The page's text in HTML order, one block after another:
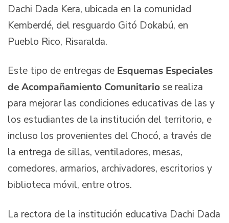
Dachi Dada Kera, ubicada en la comunidad
Kemberdé, del resguardo Gitó Dokabú, en
Pueblo Rico, Risaralda.
Este tipo de entregas de Esquemas Especiales
de Acompañamiento Comunitario se realiza
para mejorar las condiciones educativas de las y
los estudiantes de la institución del territorio, e
incluso los provenientes del Chocó, a través de
la entrega de sillas, ventiladores, mesas,
comedores, armarios, archivadores, escritorios y
biblioteca móvil, entre otros.
La rectora de la institución educativa Dachi Dada